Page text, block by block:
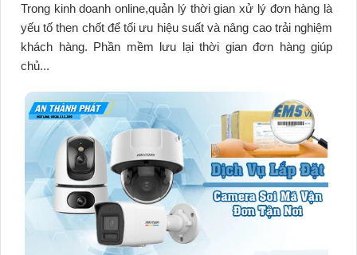
Trong kinh doanh online,quản lý thời gian xử lý đơn hàng là
yếu tố then chốt để tối ưu hiệu suất và nâng cao trải nghiệm
khách hàng. Phần mềm lưu lại thời gian đơn hàng giúp
chủ...